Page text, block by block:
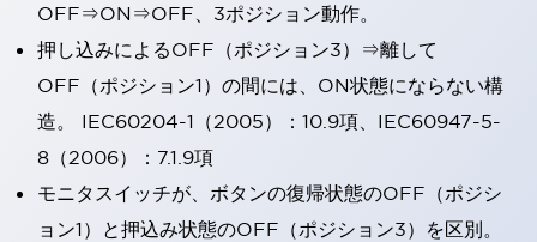
OFF⇒ON⇒OFF、3ポジション動作。
押し込みによるOFF（ポジション3）⇒離して
OFF（ポジション1）の間には、ON状態にならない構
造。 IEC60204-1（2005）：10.9項、IEC60947-5-
8（2006）：7.1.9項
モニタスイッチが、ボタンの復帰状態のOFF（ポジシ
ョン1）と押込み状態のOFF（ポジション3）を区別。